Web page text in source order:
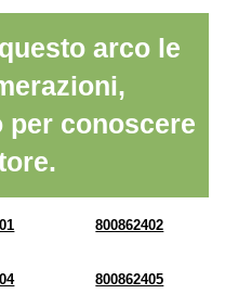
arco le
per conoscere
800862402
800862405